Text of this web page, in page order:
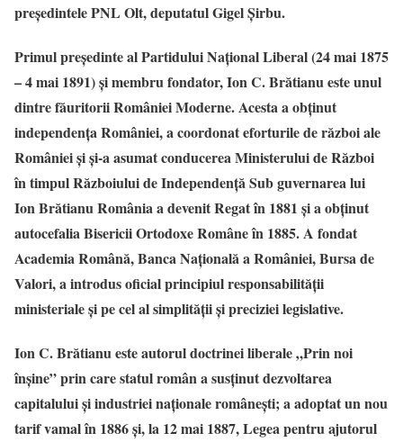
președintele PNL Olt, deputatul Gigel Șirbu.
Primul președinte al Partidului Național Liberal (24 mai 1875
– 4 mai 1891) și membru fondator, Ion C. Brătianu este unul
dintre făuritorii României Moderne. Acesta a obținut
independența României, a coordonat eforturile de război ale
României și și-a asumat conducerea Ministerului de Război
în timpul Războiului de Independență Sub guvernarea lui
Ion Brătianu România a devenit Regat în 1881 și a obținut
autocefalia Bisericii Ortodoxe Române în 1885. A fondat
Academia Română, Banca Națională a României, Bursa de
Valori, a introdus oficial principiul responsabilității
ministeriale și pe cel al simplității și preciziei legislative.
Ion C. Brătianueste autorul doctrinei liberale „Prin noi
înșine” prin care statul român a susținut dezvoltarea
capitalului și industriei naționale românești; a adoptat un nou
tarif vamal în 1886 și, la 12 mai 1887, Legea pentru ajutorul